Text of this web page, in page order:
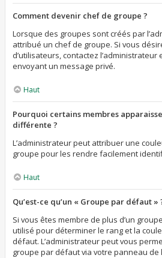
Comment devenir chef de groupe ?
Lorsque des groupes sont créés par
attribué un chef de groupe. Si vous
d’utilisateurs, contactez
envoyant un message privé.
Haut
Pourquoi certains membres
différente ?
L’administrateur peut attribuer une
groupe pour les rendre facilement
Haut
Qu’est-ce qu’un « Groupe par défaut »
Si vous êtes membre de plus d’un
utilisé pour déterminer le rang et la
défaut. L’administrateur peut vous
groupe par défaut via votre panneau de